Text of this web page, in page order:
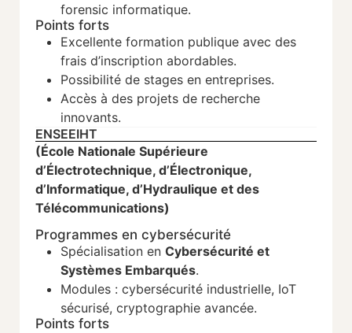
forensic informatique.
Points forts
Excellente formation publique avec des
frais d’inscription abordables.
Possibilité de stages en entreprises.
Accès à des projets de recherche
innovants.
ENSEEIHT
(École Nationale Supérieure
d’Électrotechnique, d’Électronique,
d’Informatique, d’Hydraulique et des
Télécommunications)
Programmes en cybersécurité
Spécialisation en Cybersécurité et
Systèmes Embarqués.
Modules : cybersécurité industrielle, IoT
sécurisé, cryptographie avancée.
Points forts